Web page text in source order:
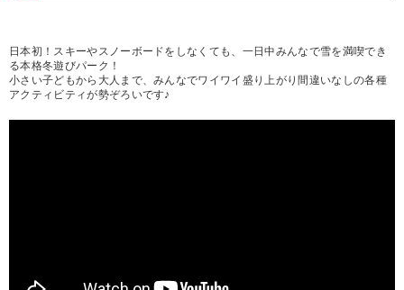
日本初！スキーやスノーボードをしなくても、一日中みんなで雪を満喫でき
る本格冬遊びパーク！
小さい子どもから大人まで、みんなでワイワイ盛り上がり間違いなしの各種
アクティビティが勢ぞろいです♪